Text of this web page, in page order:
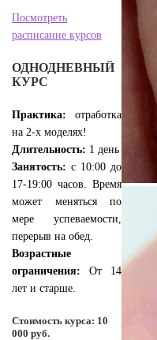
Посмотреть
расписание курсов
ОДНОДНЕВНЫЙ
КУРС
Практика: отработка
на 2-х моделях!
Длительность: 1 день
Занятость: с 10:00 до
17-19:00 часов. Время
может меняться по
мере успеваемости,
перерыв на обед.
Возрастные
ограничения: От 14
лет и старше.
Стоимость курса: 10
000 руб.